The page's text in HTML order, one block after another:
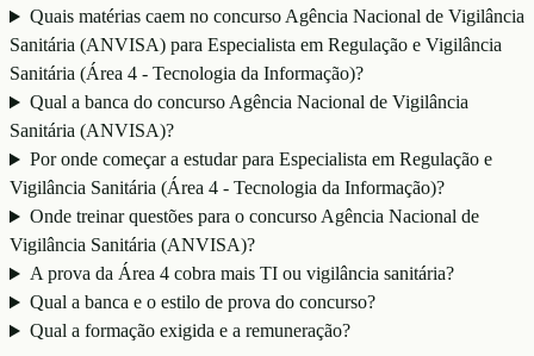
Quais matérias caem no concurso Agência Nacional de Vigilância
Sanitária (ANVISA) para Especialista em Regulação e Vigilância
Sanitária (Área 4 - Tecnologia da Informação)?
Qual a banca do concurso Agência Nacional de Vigilância
Sanitária (ANVISA)?
Por onde começar a estudar para Especialista em Regulação e
Vigilância Sanitária (Área 4 - Tecnologia da Informação)?
Onde treinar questões para o concurso Agência Nacional de
Vigilância Sanitária (ANVISA)?
A prova da Área 4 cobra mais TI ou vigilância sanitária?
Qual a banca e o estilo de prova do concurso?
Qual a formação exigida e a remuneração?